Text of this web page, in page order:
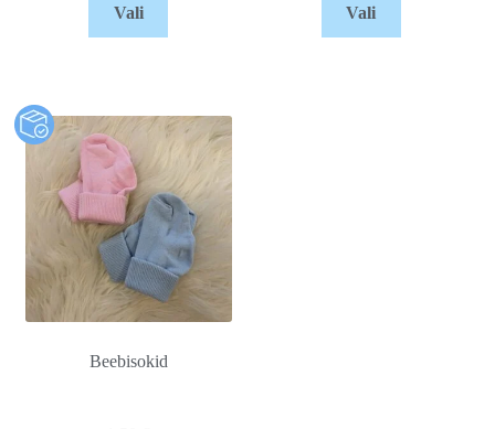
Vali Vali
Beebisokid